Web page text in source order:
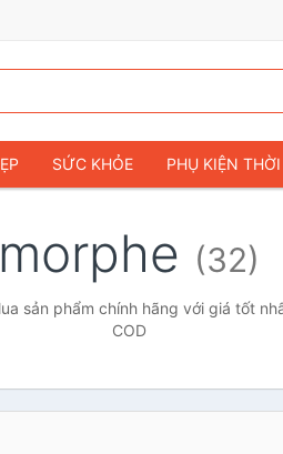
SỨC KHỎE PHỤ KIỆN
SƠ SINH GAMING & CONSOLE
TẦM Ô TÔ MÔ TÔ, XE MÁY
morphe (32)
sản phẩm chính hãng với giá tốt
COD